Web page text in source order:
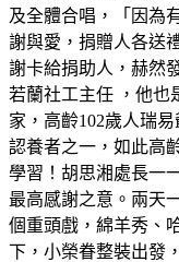
及全體合唱，「因為
謝與愛，捐贈人各送
謝卡給捐助人，赫然
若蘭社工主任 ，他也
家，高齡102歲人瑞
認養者之一，如此高
學習！胡思湘處長一
最高感謝之意。兩天
個重頭戲，綿羊秀、
下，小榮眷整裝出發